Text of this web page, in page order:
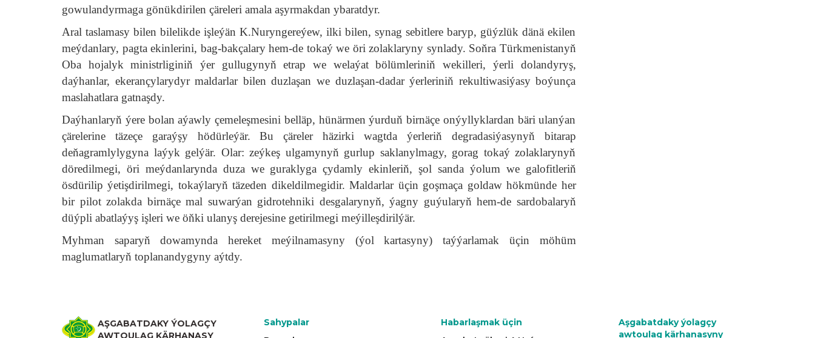
gowulandyrmaga gönükdirilen çäreleri amala aşyrmakdan ybaratdyr.
Aral taslamasy bilen bilelikde işleýän K.Nuryngereýew, ilki bilen, synag sebitlere baryp, güýzlük dänä ekilen
meýdanlary, pagta ekinlerini, bag-bakçalary hem-de tokaý we öri zolaklaryny synlady. Soňra Türkmenistanyň
Oba hojalyk ministrliginiň ýer gullugynyň etrap we welaýat bölümleriniň wekilleri, ýerli dolandyryş,
daýhanlar, ekerançylarydyr maldarlar bilen duzlaşan we duzlaşan-dadar ýerleriniň rekultiwasiýasy boýunça
maslahatlara gatnaşdy.
Daýhanlaryň ýere bolan aýawly çemeleşmesini belläp, hünärmen ýurduň birnäçe onýyllyklardan bäri ulanýan
çärelerine täzeçe garaýşy hödürleýär. Bu çäreler häzirki wagtda ýerleriň degradasiýasynyň bitarap
deňagramlylygyna laýyk gelýär. Olar: zeýkeş ulgamynyň gurlup saklanylmagy, gorag tokaý zolaklarynyň
döredilmegi, öri meýdanlarynda duza we guraklyga çydamly ekinleriň, şol sanda ýolum we galofitleriň
ösdürilip ýetişdirilmegi, tokaýlaryň täzeden dikeldilmegidir. Maldarlar üçin goşmaça goldaw hökmünde her
bir pilot zolakda birnäçe mal suwarýan gidrotehniki desgalarynyň, ýagny guýularyň hem-de sardobalaryň
düýpli abatlaýyş işleri we öňki ulanyş derejesine getirilmegi meýilleşdirilýär.
Myhman saparyň dowamynda hereket meýilnamasyny (ýol kartasyny) taýýarlamak üçin möhüm
maglumatlaryň toplanandygyny aýtdy.
AŞGABATDAKY ÝOLAGÇY
AWTOULAG KÄRHANASY
Sahypalar
Habarlaşmak üçin
Aşgabatdaky ýolagçy
awtoulag kärhanasyny